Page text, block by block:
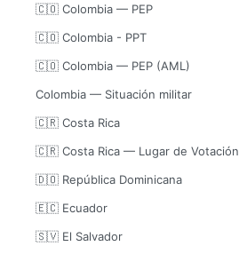
🇨🇴 Colombia — PEP
🇨🇴 Colombia - PPT
🇨🇴 Colombia — PEP (AML)
Colombia — Situación militar
🇨🇷 Costa Rica
🇨🇷 Costa Rica — Lugar de Votación
🇩🇴 República Dominicana
🇪🇨 Ecuador
🇸🇻 El Salvador